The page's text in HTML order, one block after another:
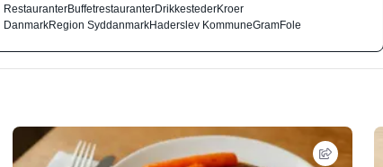
RestauranterBuffetrestauranterDrikkestederKroer
DanmarkRegion SyddanmarkHaderslev KommuneGramFole